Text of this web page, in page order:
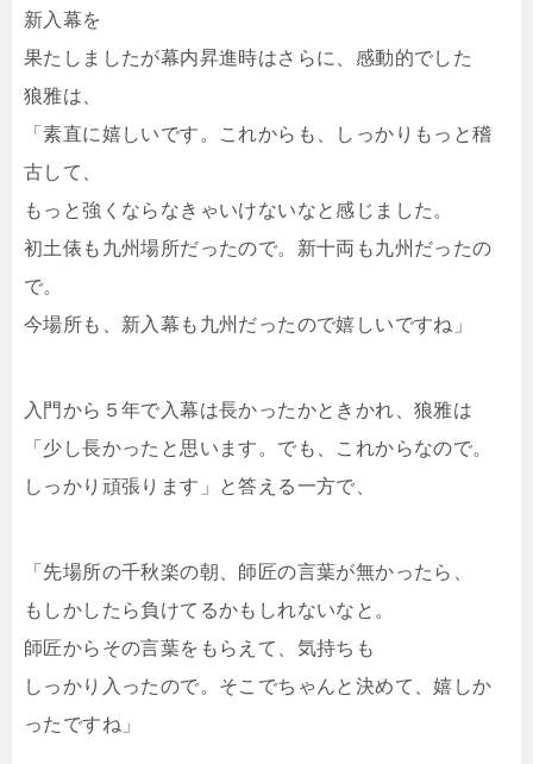
新入幕を
果たしましたが幕内昇進時はさらに、感動的でした
狼雅は、
「素直に嬉しいです。これからも、しっかりもっと稽
古して、
もっと強くならなきゃいけないなと感じました。
初土俵も九州場所だったので。新十両も九州だったの
で。
今場所も、新入幕も九州だったので嬉しいですね」
入門から５年で入幕は長かったかときかれ、狼雅は
「少し長かったと思います。でも、これからなので。
しっかり頑張ります」と答える一方で、
「先場所の千秋楽の朝、師匠の言葉が無かったら、
もしかしたら負けてるかもしれないなと。
師匠からその言葉をもらえて、気持ちも
しっかり入ったので。そこでちゃんと決めて、嬉しか
ったですね」